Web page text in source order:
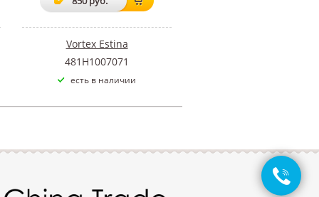
Vortex Estina
481H1007071
есть в наличии